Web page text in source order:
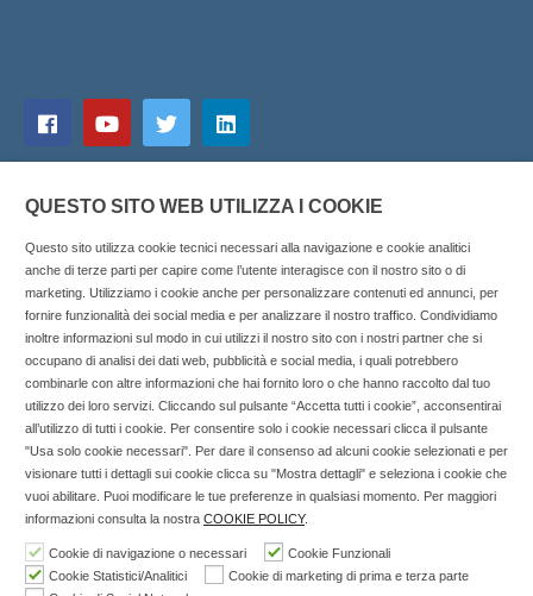
Copyright © 2025 SOCIALFARMA - La piattaforma web per i
professionisti della farmacia. Tutti i diritti riservati.
Socialfarma.it è un marchio di Sanità S.r.l. Largo San
Francesco, 19 - 73041 Carmiano (LE) - Tel: 0832.093720 Cell:
3276346536 Cell: 3297281965 - P.iva: 04571460759 - Rea: LE-
302152 Iscritta al n° 1 del Registro della Stampa del Tribunale
di Lecce il 15/01/2015.
Nell'anno 2018 sono stati erogati €3.147,62 da Invitalia a saldo
QUESTO SITO WEB UTILIZZA I COOKIE
Questo sito utilizza cookie tecnici necessari alla navigazione e cookie analitici
anche di terze parti per capire come l’utente interagisce con il nostro sito o di
marketing. Utilizziamo i cookie anche per personalizzare contenuti ed annunci, per
fornire funzionalità dei social media e per analizzare il nostro traffico. Condividiamo
inoltre informazioni sul modo in cui utilizzi il nostro sito con i nostri partner che si
occupano di analisi dei dati web, pubblicità e social media, i quali potrebbero
combinarle con altre informazioni che hai fornito loro o che hanno raccolto dal tuo
utilizzo dei loro servizi. Cliccando sul pulsante “Accetta tutti i cookie”, acconsentirai
all’utilizzo di tutti i cookie. Per consentire solo i cookie necessari clicca il pulsante
"Usa solo cookie necessari". Per dare il consenso ad alcuni cookie selezionati e per
visionare tutti i dettagli sui cookie clicca su "Mostra dettagli" e seleziona i cookie che
vuoi abilitare. Puoi modificare le tue preferenze in qualsiasi momento. Per maggiori
informazioni consulta la nostra COOKIE POLICY.
Cookie di navigazione o necessari
Cookie Funzionali
Cookie Statistici/Analitici
Cookie di marketing di prima e terza parte